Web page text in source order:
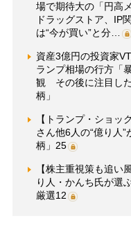
場で期待大の「円高
ドラッグストア、IP
は“今が買い”と分…
資産3億円の投資家
ランプ相場の行方「
観 その後に注目し
柄」
【トランプ・ショッ
さん他6人の“億り人
柄」25
【株主重視策も追い
り人・かんち氏が選
厳選12